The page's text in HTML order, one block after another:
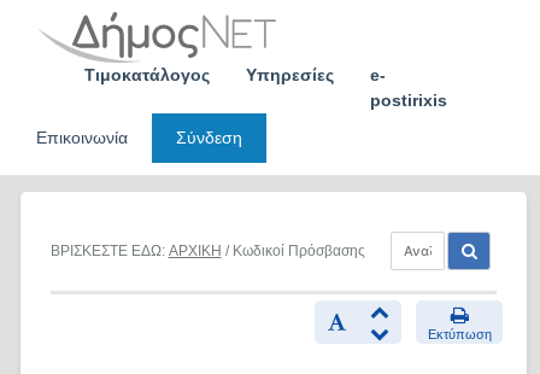
Τιμοκατάλογος Υπηρεσίες
e-
postirixis
Επικοινωνία
Σύνδεση
ΒΡΙΣΚΕΣΤΕ ΕΔΩ: ΑΡΧΙΚΗ / Κωδικοί Πρόσβασης
Εκτύπωση